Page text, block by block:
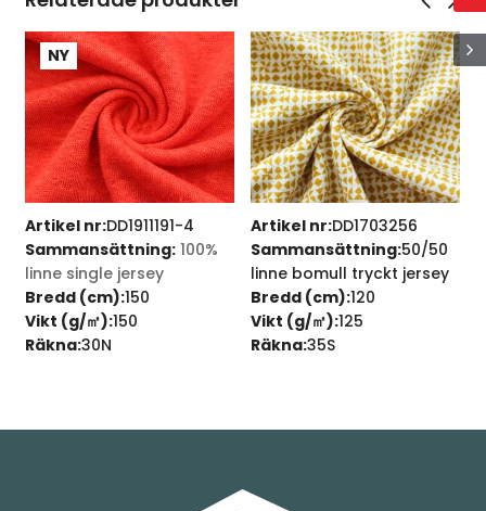
NY
Artikel nr:DD1911191-4
Sammansättning: 100%
linne single jersey
Bredd (cm):150
Vikt (g/㎡):150
Räkna:30N
Artikel nr:DD1703256
Sammansättning:50/50
linne bomull tryckt jersey
Bredd (cm):120
Vikt (g/㎡):125
Räkna:35S